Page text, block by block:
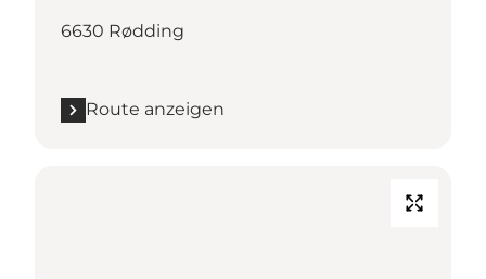
6630 Rødding
Route anzeigen